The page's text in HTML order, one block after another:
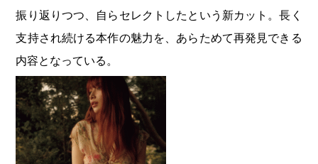
振り返りつつ、自らセレクトしたという新カット。長く
支持され続ける本作の魅力を、あらためて再発見できる
内容となっている。